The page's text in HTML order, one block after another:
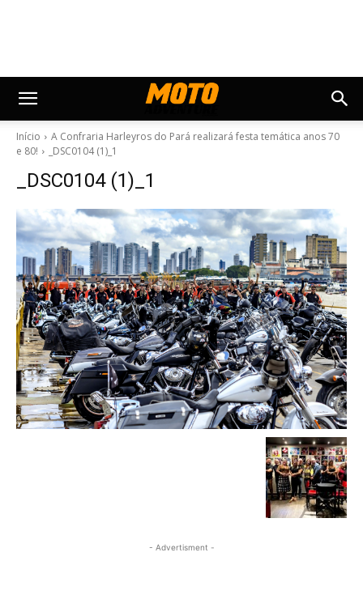
Início
A Confraria Harleyros do Pará realizará festa temática anos 70
e 80!
_DSC0104 (1)_1
_DSC0104 (1)_1
- Advertisment -